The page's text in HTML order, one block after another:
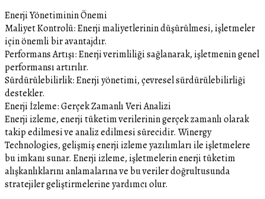
Enerji Yönetiminin Önemi
Maliyet Kontrolü: Enerji maliyetlerinin düşürülmesi, işletmeler
için önemli bir avantajdır.
Performans Artışı: Enerji verimliliği sağlanarak, işletmenin genel
performansı artırılır.
Sürdürülebilirlik: Enerji yönetimi, çevresel sürdürülebilirliği
destekler.
Enerji İzleme: Gerçek Zamanlı Veri Analizi
Enerji izleme, enerji tüketim verilerinin gerçek zamanlı olarak
takip edilmesi ve analiz edilmesi sürecidir. Winergy
Technologies, gelişmiş enerji izleme yazılımları ile işletmelere
bu imkanı sunar. Enerji izleme, işletmelerin enerji tüketim
alışkanlıklarını anlamalarına ve bu veriler doğrultusunda
stratejiler geliştirmelerine yardımcı olur.